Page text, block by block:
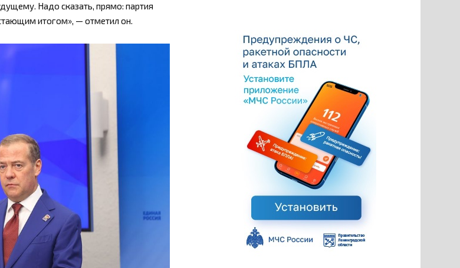
Надо сказать, прямо: партия
итогом», — отметил он.